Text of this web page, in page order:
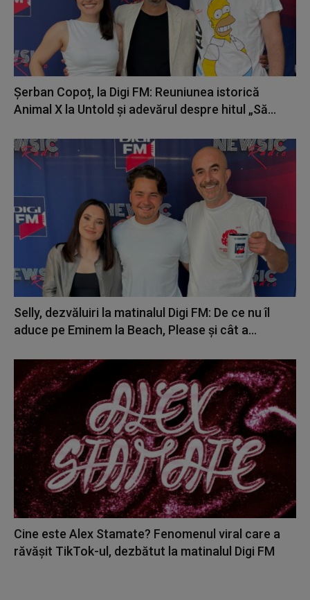
Șerban Copoț, la Digi FM: Reuniunea istorică
Animal X la Untold și adevărul despre hitul „Să...
Selly, dezvăluiri la matinalul Digi FM: De ce nu îl
aduce pe Eminem la Beach, Please și cât a...
Cine este Alex Stamate? Fenomenul viral care a
răvășit TikTok-ul, dezbătut la matinalul Digi FM